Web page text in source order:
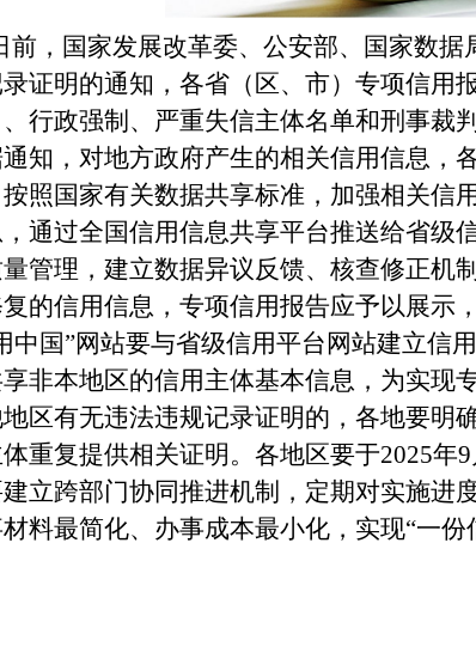
国家发展改革委、公安部、国家数据
证明的通知，各省（区、市）专项信用
行政强制、严重失信主体名单和刑事裁
，对地方政府产生的相关信用信息，
照国家有关数据共享标准，加强相关信
通过全国信用信息共享平台推送给省级
管理，建立数据异议反馈、核查修正机
的信用信息，专项信用报告应予以展示，
国”网站要与省级信用平台网站建立信
非本地区的信用主体基本信息，为实现
区有无违法违规记录证明的，各地要明
重复提供相关证明。各地区要于2025年
立跨部门协同推进机制，定期对实施进
料最简化、办事成本最小化，实现“一份